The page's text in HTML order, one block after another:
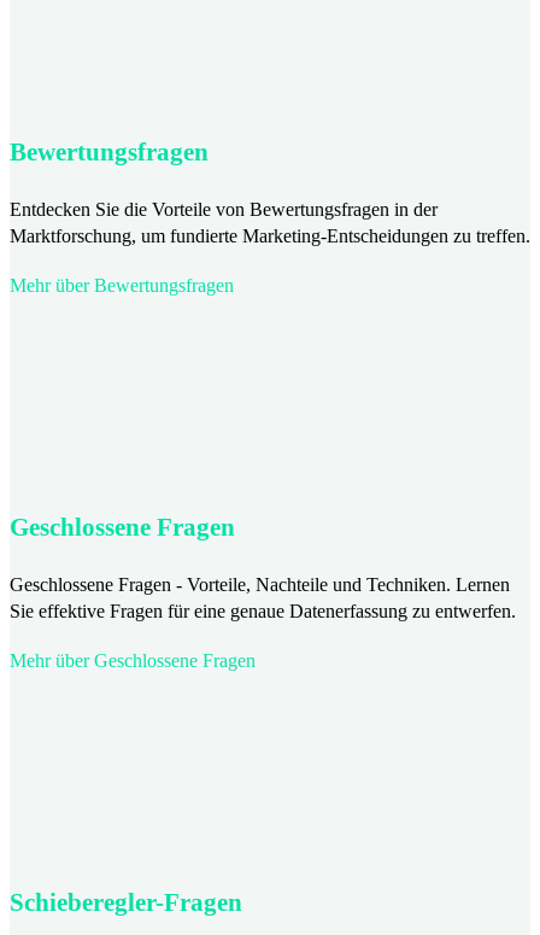
Bewertungsfragen
Entdecken Sie die Vorteile von Bewertungsfragen in der
Marktforschung, um fundierte Marketing-Entscheidungen zu treffen.
Mehr über Bewertungsfragen
Geschlossene Fragen
Geschlossene Fragen - Vorteile, Nachteile und Techniken. Lernen
Sie effektive Fragen für eine genaue Datenerfassung zu entwerfen.
Mehr über Geschlossene Fragen
Schieberegler-Fragen